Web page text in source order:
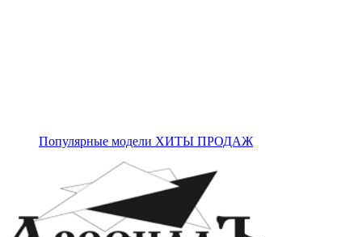
Популярные модели ХИТЫ ПРОДАЖ